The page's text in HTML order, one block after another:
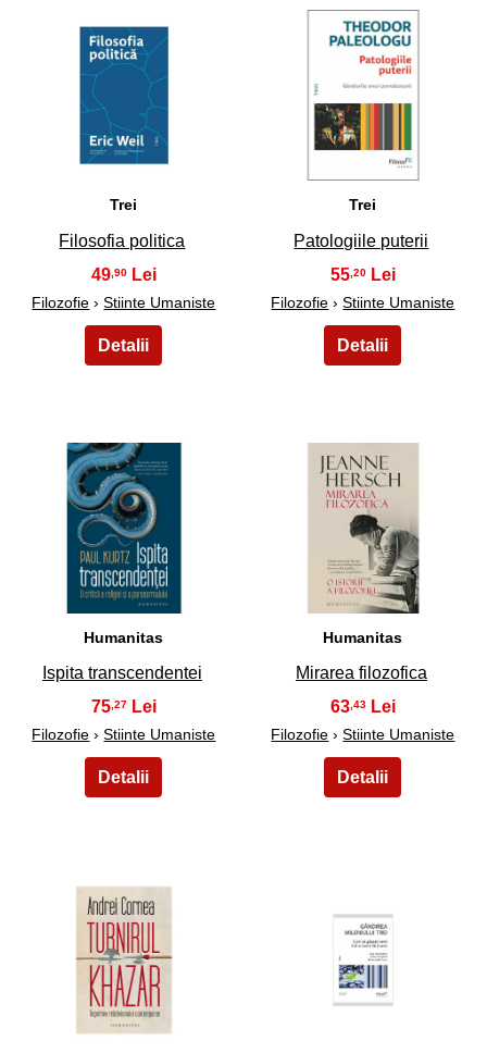
Trei
Filosofia politica
49,90
Filozofie ›Stiinte Umaniste
14
Trei
Patologiile puterii
55,20
Filozofie ›Stiinte Umaniste
15
Humanitas
Ispita transcendentei
75,27
Filozofie ›Stiinte Umaniste
16
Humanitas
Mirarea filozofica
63,43
Filozofie ›Stiinte Umaniste
17 18